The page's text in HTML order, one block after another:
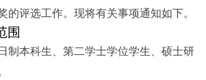
的评选工作。现将有关事项通知如下。
围
制本科生、第二学士学位学生、硕士研